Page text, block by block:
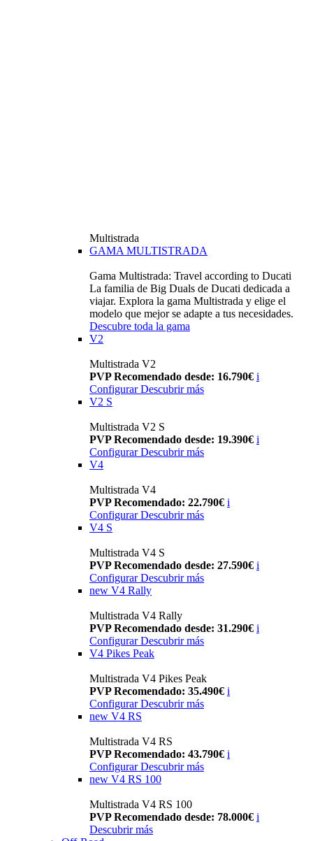
Multistrada
GAMA MULTISTRADA
Gama Multistrada: Travel according to Ducati
La familia de Big Duals de Ducati dedicada a
viajar. Explora la gama Multistrada y elige el
modelo que mejor se adapte a tus necesidades.
Descubre toda la gama
V2
Multistrada V2
PVP Recomendado desde: 16.790€ i
Configurar Descubrir más
V2 S
Multistrada V2 S
PVP Recomendado desde: 19.390€ i
Configurar Descubrir más
V4
Multistrada V4
PVP Recomendado: 22.790€ i
Configurar Descubrir más
V4 S
Multistrada V4 S
PVP Recomendado desde: 27.590€ i
Configurar Descubrir más
new V4 Rally
Multistrada V4 Rally
PVP Recomendado desde: 31.290€ i
Configurar Descubrir más
V4 Pikes Peak
Multistrada V4 Pikes Peak
PVP Recomendado: 35.490€ i
Configurar Descubrir más
new V4 RS
Multistrada V4 RS
PVP Recomendado: 43.790€ i
ConfigurarDescubrir más
new V4 RS 100
Multistrada V4 RS 100
PVP Recomendado desde: 78.000€ i
Descubrir más